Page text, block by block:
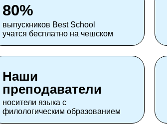
80%
выпускников Best School
учатся бесплатно на чешском
Наши
преподаватели
носители языка с
филологическим образованием